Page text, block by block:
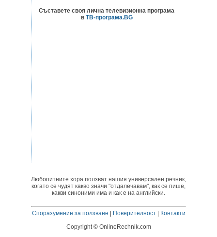
Съставете своя лична телевизионна програма
в ТВ-програма.BG
Любопитните хора ползват нашия универсален речник,
когато се чудят какво значи "отдалечавам", как се пише,
какви синоними има и как е на английски.
Споразумение за ползване Поверителност|
Контакти
Copyright © OnlineRechnik.com